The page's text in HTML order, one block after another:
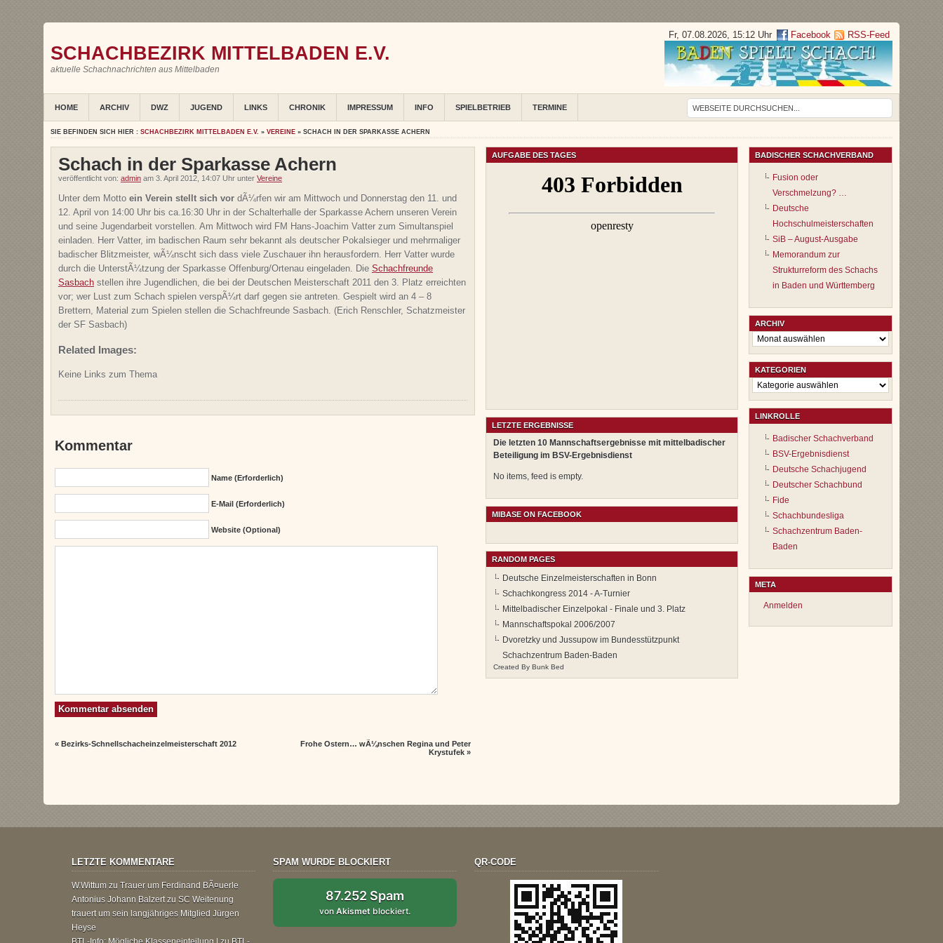
SCHACHBEZIRK MITTELBADEN E.V.
aktuelle Schachnachrichten aus Mittelbaden
Fr, 07.08.2026, 15:12 Uhr Facebook RSS-Feed
HOME ARCHIV DWZ JUGEND LINKS CHRONIK IMPRESSUM INFO SPIELBETRIEB TERMINE
SIE BEFINDEN SICH HIER : SCHACHBEZIRK MITTELBADEN E.V. » VEREINE » SCHACH IN DER SPARKASSE ACHERN
Schach in der Sparkasse Achern
veröffentlicht von: admin am 3. April 2012, 14:07 Uhr unter Vereine
Unter dem Motto ein Verein stellt sich vor dÃ¼rfen wir am Mittwoch und Donnerstag den 11. und
12. April von 14:00 Uhr bis ca.16:30 Uhr in der Schalterhalle der Sparkasse Achern unseren Verein
und seine Jugendarbeit vorstellen. Am Mittwoch wird FM Hans-Joachim Vatter zum Simultanspiel
einladen. Herr Vatter, im badischen Raum sehr bekannt als deutscher Pokalsieger und mehrmaliger
badischer Blitzmeister, wÃ¼nscht sich dass viele Zuschauer ihn herausfordern. Herr Vatter wurde
durch die UnterstÃ¼tzung der Sparkasse Offenburg/Ortenau eingeladen. Die Schachfreunde
Sasbach stellen ihre Jugendlichen, die bei der Deutschen Meisterschaft 2011 den 3. Platz erreichten
vor; wer Lust zum Schach spielen verspÃ¼rt darf gegen sie antreten. Gespielt wird an 4 – 8
Brettern, Material zum Spielen stellen die Schachfreunde Sasbach. (Erich Renschler, Schatzmeister
der SF Sasbach)
Related Images:
Keine Links zum Thema
Kommentar
Name (erforderlich)
E-Mail (erforderlich)
Website (Optional)
«Bezirks-Schnellschacheinzelmeisterschaft 2012
Frohe Ostern… wÃ¼nschen Regina und Peter
Krystufek»
AUFGABE DES TAGES
LETZTE ERGEBNISSE
Die letzten 10 Mannschaftsergebnisse mit mittelbadischer
Beteiligung im BSV-Ergebnisdienst
No items, feed is empty.
MIBASE ON FACEBOOK
RANDOM PAGES
Deutsche Einzelmeisterschaften in Bonn
Schachkongress 2014 - A-Turnier
Mittelbadischer Einzelpokal - Finale und 3. Platz
Mannschaftspokal 2006/2007
Dvoretzky und Jussupow im Bundesstützpunkt
Schachzentrum Baden-Baden
Created By Bunk Bed
BADISCHER SCHACHVERBAND
Fusion oder
Verschmelzung? …
Deutsche
Hochschulmeisterschaften
SiB – August-Ausgabe
Memorandum zur
Strukturreform des Schachs
in Baden und Württemberg
ARCHIV
Archiv
KATEGORIEN
Kategorien
LINKROLLE
Badischer Schachverband
BSV-Ergebnisdienst
Deutsche Schachjugend
Deutscher Schachbund
Fide
Schachbundesliga
Schachzentrum Baden-
Baden
META
Anmelden
LETZTE KOMMENTARE
W.Wittum zu Trauer um Ferdinand BÃ¤uerle
Antonius Johann Balzertzu SC Weitenung
trauert um sein langjähriges Mitglied Jürgen
Heyse
SPAM WURDE BLOCKIERT
87.252 Spam
vonAkismet blockiert.
QR-CODE